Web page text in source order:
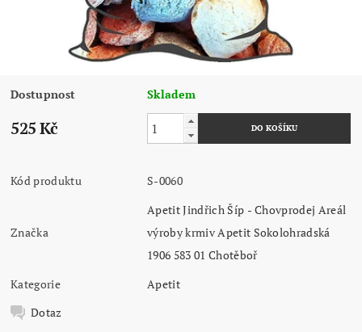
Dostupnost Skladem
525 Kč
Kód produktu S-0060
Značka
Apetit Jindřich Šíp - Chovprodej Areál
výroby krmiv Apetit Sokolohradská
1906 583 01 Chotěboř
Kategorie
Apetit
Dotaz